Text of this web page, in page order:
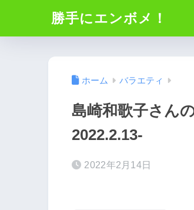
勝手にエンボメ！
ホーム バラエティ
島崎和歌子さん
2022.2.13-
2022年2月14日